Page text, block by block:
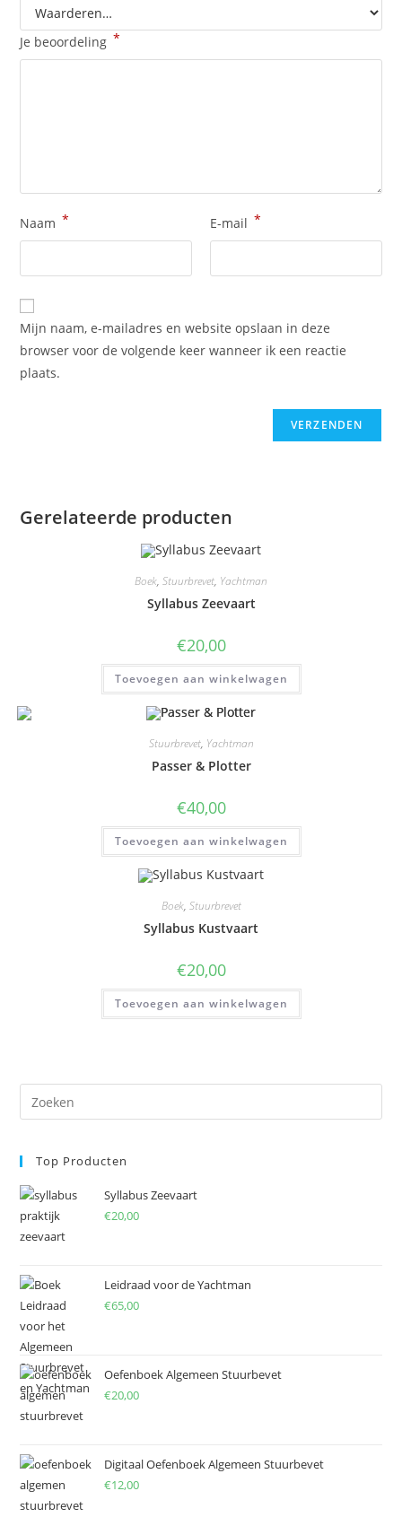
Je beoordeling *
Naam * E-mail *
Mijn naam, e-mailadres en website opslaan in deze
browser voor de volgende keer wanneer ik een reactie
plaats.
Gerelateerde producten
Boek, Stuurbrevet, Yachtman
Syllabus Zeevaart
€20,00
Toevoegen aan winkelwagen
Stuurbrevet, Yachtman
Passer & Plotter
€40,00
Toevoegen aan winkelwagen
Boek, Stuurbrevet
Syllabus Kustvaart
€20,00
Toevoegen aan winkelwagen
Top Producten
Syllabus Zeevaart
€20,00
Leidraad voor de Yachtman
€65,00
Oefenboek Algemeen Stuurbevet
€20,00
Digitaal Oefenboek Algemeen Stuurbevet
€12,00